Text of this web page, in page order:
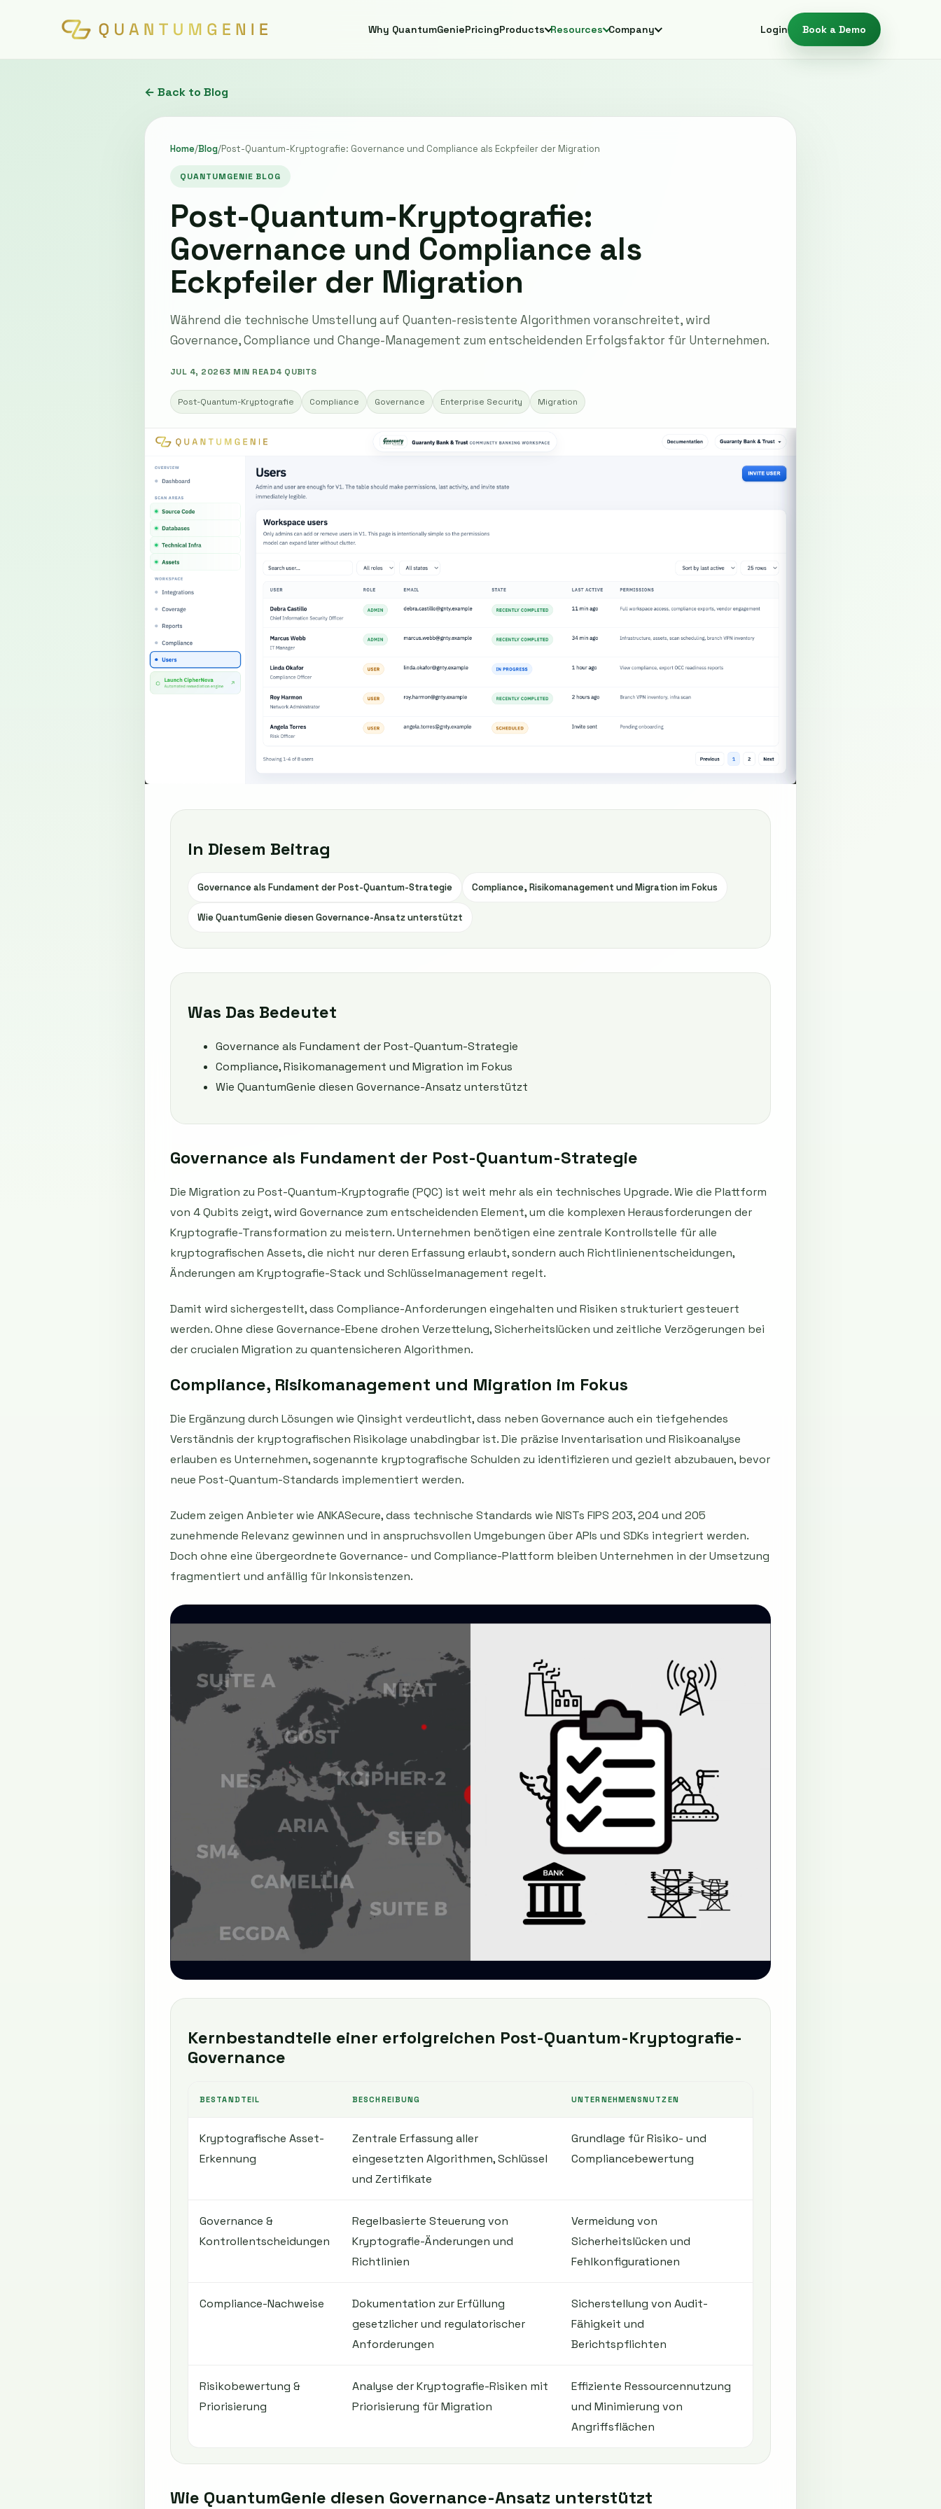
Why QuantumGeniePricingProducts Resources Company Login Book a Demo
← Back to Blog
Home/Blog/Post-Quantum-Kryptografie: Governance und Compliance als Eckpfeiler der Migration
QUANTUMGENIE BLOG
Post-Quantum-Kryptografie:
Governance und Compliance als
Eckpfeiler der Migration
Während die technische Umstellung auf Quanten-resistente Algorithmen voranschreitet, wird
Governance, Compliance und Change-Management zum entscheidenden Erfolgsfaktor für Unternehmen.
JUL 4, 20263 MIN READ4 QUBITS
Post-Quantum-Kryptografie Compliance Governance Enterprise Security Migration
In Diesem Beitrag
Governance als Fundament der Post-Quantum-Strategie Compliance, Risikomanagement und Migration im Fokus
Wie QuantumGenie diesen Governance-Ansatz unterstützt
Was Das Bedeutet
Governance als Fundament der Post-Quantum-Strategie
Compliance, Risikomanagement und Migration im Fokus
Wie QuantumGenie diesen Governance-Ansatz unterstützt
Governance als Fundament der Post-Quantum-Strategie
Die Migration zu Post-Quantum-Kryptografie (PQC) ist weit mehr als ein technisches Upgrade. Wie die Plattform
von 4 Qubits zeigt, wird Governance zum entscheidenden Element, um die komplexen Herausforderungen der
Kryptografie-Transformation zu meistern. Unternehmen benötigen eine zentrale Kontrollstelle für alle
kryptografischen Assets, die nicht nur deren Erfassung erlaubt, sondern auch Richtlinienentscheidungen,
Änderungen am Kryptografie-Stack und Schlüsselmanagement regelt.
Damit wird sichergestellt, dass Compliance-Anforderungen eingehalten und Risiken strukturiert gesteuert
werden. Ohne diese Governance-Ebene drohen Verzettelung, Sicherheitslücken und zeitliche Verzögerungen bei
der crucialen Migration zu quantensicheren Algorithmen.
Compliance, Risikomanagement und Migration im Fokus
Die Ergänzung durch Lösungen wie Qinsight verdeutlicht, dass neben Governance auch ein tiefgehendes
Verständnis der kryptografischen Risikolage unabdingbar ist. Die präzise Inventarisation und Risikoanalyse
erlauben es Unternehmen, sogenannte kryptografische Schulden zu identifizieren und gezielt abzubauen, bevor
neue Post-Quantum-Standards implementiert werden.
Zudem zeigen Anbieter wie ANKASecure, dass technische Standards wie NISTs FIPS 203, 204 und 205
zunehmende Relevanz gewinnen und in anspruchsvollen Umgebungen über APIs und SDKs integriert werden.
Doch ohne eine übergeordnete Governance- und Compliance-Plattform bleiben Unternehmen in der Umsetzung
fragmentiert und anfällig für Inkonsistenzen.
Kernbestandteile einer erfolgreichen Post-Quantum-Kryptografie-
Governance
BESTANDTEIL BESCHREIBUNG UNTERNEHMENSNUTZEN
Kryptografische Asset-
Erkennung
Zentrale Erfassung aller
eingesetzten Algorithmen, Schlüssel
und Zertifikate
Grundlage für Risiko- und
Compliancebewertung
Governance &
Kontrollentscheidungen
Regelbasierte Steuerung von
Kryptografie-Änderungen und
Richtlinien
Vermeidung von
Sicherheitslücken und
Fehlkonfigurationen
Compliance-Nachweise
Dokumentation zur Erfüllung
gesetzlicher und regulatorischer
Anforderungen
Sicherstellung von Audit-
Fähigkeit und
Berichtspflichten
Risikobewertung &
Priorisierung
Analyse der Kryptografie-Risiken mit
Priorisierung für Migration
Effiziente Ressourcennutzung
und Minimierung von
Angriffsflächen
Wie QuantumGenie diesen Governance-Ansatz unterstützt